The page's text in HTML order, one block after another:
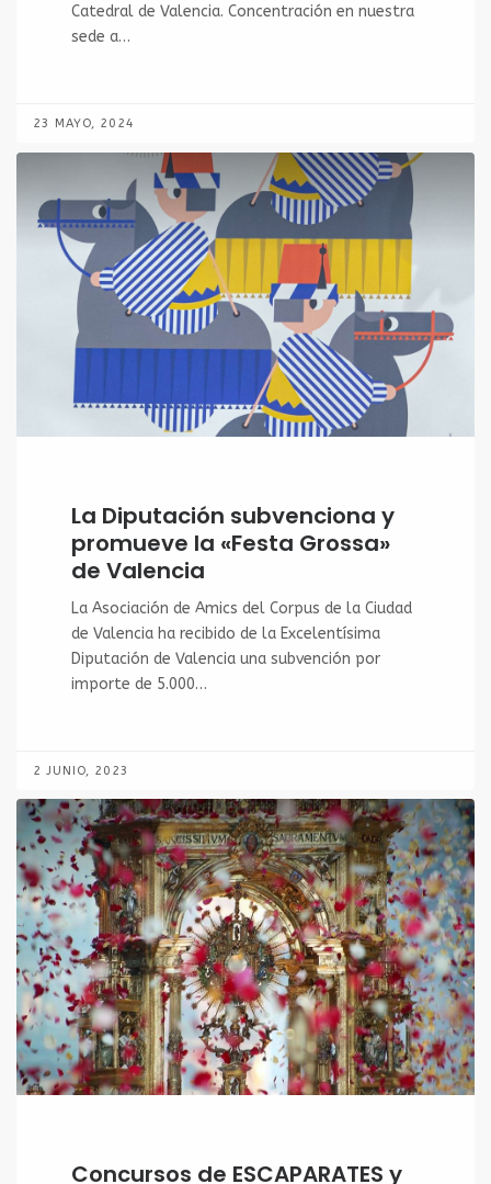
Catedral de Valencia. Concentración en nuestra
sede a…
23 MAYO, 2024
La Diputación subvenciona y
promueve la «Festa Grossa»
de Valencia
La Asociación de Amics del Corpus de la Ciudad
de Valencia ha recibido de la Excelentísima
Diputación de Valencia una subvención por
importe de 5.000…
2 JUNIO, 2023
Concursos de ESCAPARATES y